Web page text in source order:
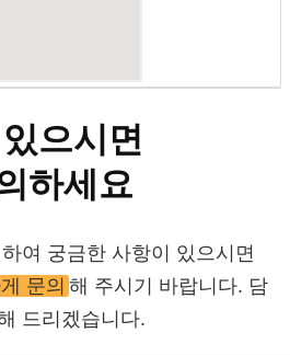
으시면
하세요
여 궁금한 사항이 있으시면
문의 해 주시기 바랍니다. 담
드리겠습니다.